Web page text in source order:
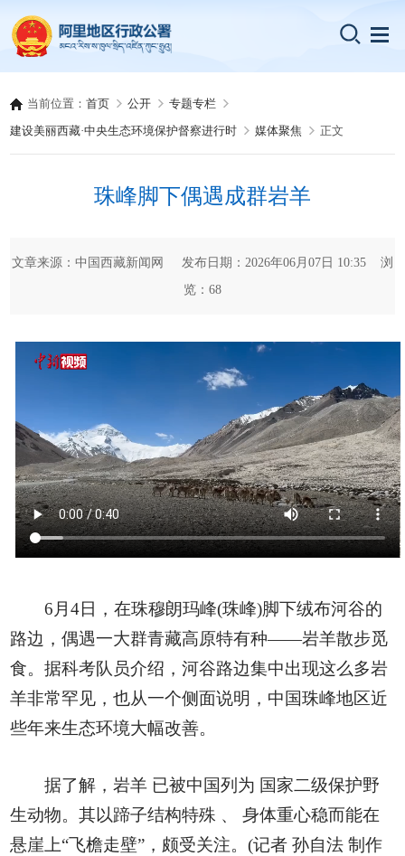
当前位置：首页 公开
专题专栏
建设美丽西藏·中央生态环境保护督察进行时
媒体聚焦 正文
珠峰脚下偶遇成群岩羊
文章来源：中国西藏新闻网 发布日期：2026年06月07日 10:35 浏
览： 68
6月4日，在珠穆朗玛峰(珠峰)脚下绒布河谷的
路边，偶遇一大群青藏高原特有种——岩羊散步觅
食。据科考队员介绍，河谷路边集中出现这么多岩
羊非常罕见，也从一个侧面说明，中国珠峰地区近
些年来生态环境大幅改善。
据了解，岩羊 已被中国列为 国家二级保护野
生动物。其以蹄子结构特殊 、 身体重心稳而能在
悬崖上“飞檐走壁”，颇受关注。(记者 孙自法 制作